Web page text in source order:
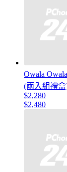
Owala
(兩入組禮
$2,280
$2,480